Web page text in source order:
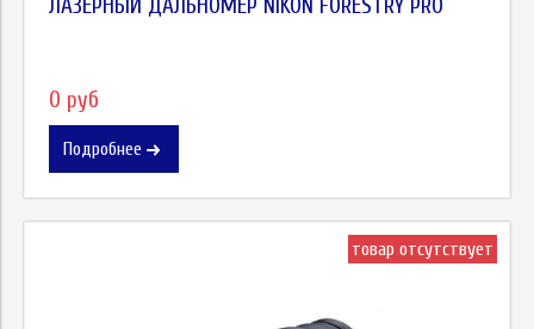
ЛАЗЕРНЫЙ ДАЛЬНОМЕР NIKON FORESTRY PRO
0 руб
Подробнее
товар отсутствует